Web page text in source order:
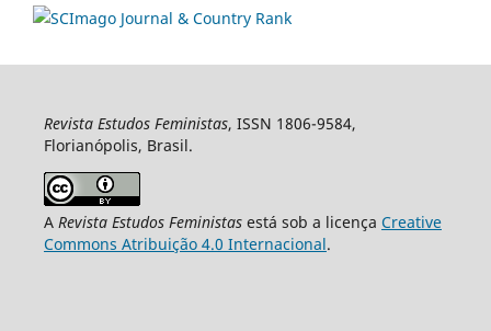
Revista Estudos Feministas, ISSN 1806-9584,
Florianópolis, Brasil.
A Revista Estudos Feministasestá sob a licença Creative
Commons Atribuição 4.0 Internacional.